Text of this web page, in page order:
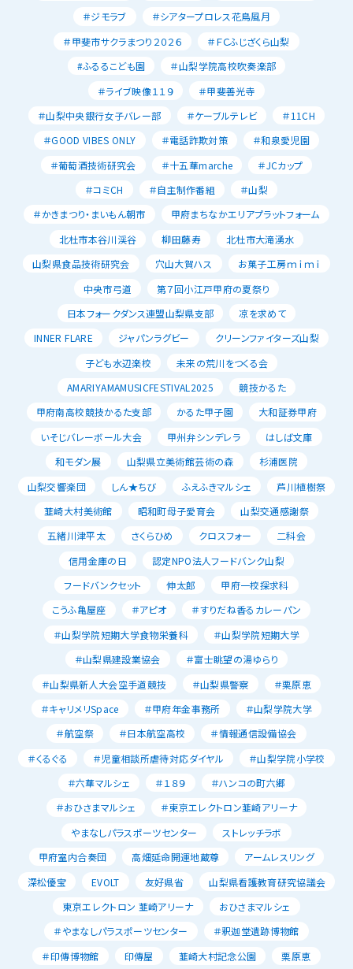
＃ジモラブ
＃シアタープロレス花鳥風月
＃甲斐市サクラまつり２０２６
＃ＦＣふじざくら山梨
#ふるるこども園
＃山梨学院高校吹奏楽部
＃ライブ映像１１９
＃甲斐善光寺
＃山梨中央銀行女子バレー部
＃ケーブルテレビ
＃11CH
＃GOOD VIBES ONLY
＃電話詐欺対策
＃和泉愛児園
＃葡萄酒技術研究会
＃十五華marche
＃JCカップ
＃コミCH
＃自主制作番組
＃山梨
＃かきまつり・まいもん朝市
甲府まちなかエリアプラットフォーム
北杜市本谷川渓谷
柳田藤寿
北杜市大滝湧水
山梨県食品技術研究会
穴山大賀ハス
お菓子工房ｍｉｍｉ
中央市弓道
第７回小江戸甲府の夏祭り
日本フォークダンス連盟山梨県支部
凉を求めて
INNER FLARE
ジャパンラグビー
クリーンファイターズ山梨
子ども水辺楽校
未来の荒川をつくる会
AMARIYAMAMUSICFESTIVAL2025
競技かるた
甲府南高校競技かるた支部
かるた甲子園
大和証券甲府
いそじバレーボール大会
甲州弁シンデレラ
はしば文庫
和モダン展
山梨県立美術館芸術の森
杉浦医院
山梨交響楽団
しん★ちび ふえふきマルシェ
芦川植樹祭
韮崎大村美術館
昭和町母子愛育会
山梨交通感謝祭
五緒川津平太
さくらひめ クロスフォー
二科会
信用金庫の日
認定NPO法人フードバンク山梨
フードバンクセット
伸太郎
甲府一校探求科
こうふ亀屋座
＃アピオ
＃すりだね香るカレーパン
＃山梨学院短期大学食物栄養科
＃山梨学院短期大学
＃山梨県建設業協会
＃富士眺望の湯ゆらり
＃山梨県新人大会空手道競技
＃山梨県警察
＃栗原恵
＃キャリメリSpace
＃甲府年金事務所
＃山梨学院大学
＃航空祭
＃日本航空高校
＃情報通信設備協会
＃くるぐる
＃児童相談所虐待対応ダイヤル
＃山梨学院小学校
＃六華マルシェ
＃１８９
＃ハンコの町六郷
＃おひさまマルシェ
＃東京エレクトロン韮崎アリーナ
やまなしパラスポーツセンター
ストレッチラボ
甲府室内合奏団
高畑延命開運地蔵尊
アームレスリング
深松優宝
EVOLT 友好県省
山梨県看護教育研究協議会
東京エレクトロン 韮崎アリーナ
おひさまマルシェ
＃やまなしパラスポーツセンター
＃釈迦堂遺跡博物館
＃印傳博物館
印傳屋 韮崎大村記念公園 栗原恵